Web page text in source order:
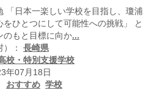
「日本一楽しい学校を目指し、瓊浦
ひとつにして可能性への挑戦」 と
のもと目標に向か...
）： 長崎県
校・特別支援学校
年07月18日
おすすめ 学校